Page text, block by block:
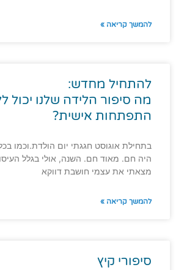
להמשך קריאה »
להתחיל מחדש:
מה סיפור הלידה שלנו יכול
התפתחות אישית?
בתחילת אוגוסט חגגתי יום הולדת.וכמו
היה חם. מאוד חם. השנה, אולי בגלל
מצאתי את עצמי חושבת דווקא
להמשך קריאה »
סיפורי קיץ